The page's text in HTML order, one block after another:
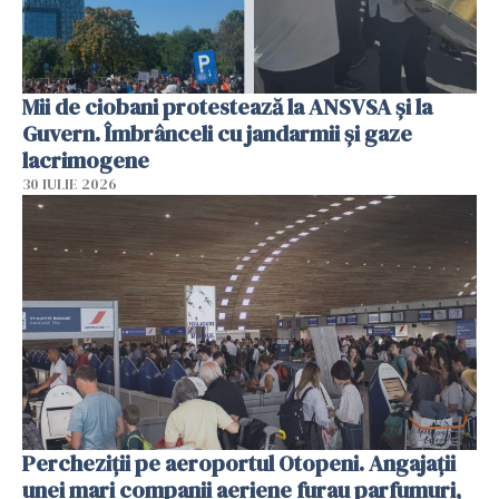
Mii de ciobani protestează la ANSVSA și la
Guvern. Îmbrânceli cu jandarmii și gaze
lacrimogene
30 IULIE 2026
Percheziții pe aeroportul Otopeni. Angajații
unei mari companii aeriene furau parfumuri,